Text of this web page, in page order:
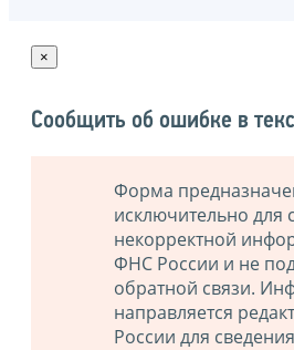
×
Сообщить об ошибке в
Форма
исключительно для
некорректной
ФНС России и не
обратной связи.
направляется
России для